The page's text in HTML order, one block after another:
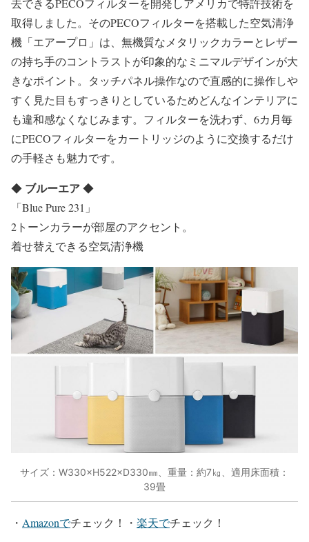
去できるPECOフィルターを開発しアメリカで特許技術を
取得しました。そのPECOフィルターを搭載した空気清浄
機「エアープロ」は、無機質なメタリックカラーとレザー
の持ち手のコントラストが印象的なミニマルデザインが大
きなポイント。タッチパネル操作なので直感的に操作しや
すく見た目もすっきりとしているためどんなインテリアに
も違和感なくなじみます。フィルターを洗わず、6カ月毎
にPECOフィルターをカートリッジのように交換するだけ
の手軽さも魅力です。
◆ ブルーエア◆
「Blue Pure 231」
2トーンカラーが部屋のアクセント。
着せ替えできる空気清浄機
サイズ：W330×H522×D330㎜、重量：約7㎏、適用床面積：
39畳
・ Amazonでチェック！・ 楽天でチェック！